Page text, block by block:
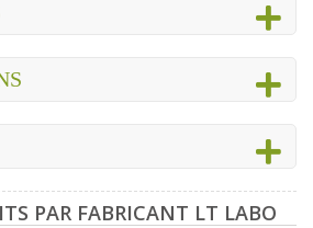
PAR FABRICANT LT LABO